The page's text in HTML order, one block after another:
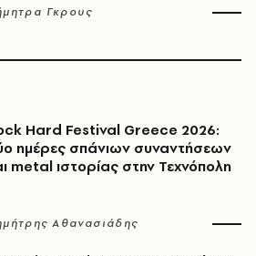
Γκρους
Hard Festival Greece 2026:
ημέρες σπάνιων συναντήσεων
metal ιστορίας στην Τεχνόπολη
Αθανασιάδης